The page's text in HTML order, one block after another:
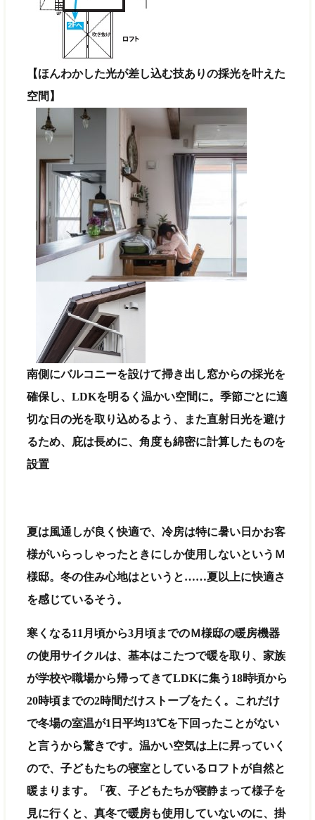
【ほんわかした光が差し込む技ありの採光を叶えた
空間】
南側にバルコニーを設けて掃き出し窓からの採光を
確保し、LDKを明るく温かい空間に。季節ごとに適
切な日の光を取り込めるよう、また直射日光を避け
るため、庇は長めに、角度も綿密に計算したものを
設置
夏は風通しが良く快適で、冷房は特に暑い日かお客
様がいらっしゃったときにしか使用しないというＭ
様邸。冬の住み心地はというと……夏以上に快適さ
を感じているそう。
寒くなる11月頃から3月頃までのＭ様邸の暖房機器
の使用サイクルは、基本はこたつで暖を取り、家族
が学校や職場から帰ってきてLDKに集う18時頃から
20時頃までの2時間だけストーブをたく。これだけ
で冬場の室温が1日平均13℃を下回ったことがない
と言うから驚きです。温かい空気は上に昇っていく
ので、子どもたちの寝室としているロフトが自然と
暖まります。「夜、子どもたちが寝静まって様子を
見に行くと、真冬で暖房も使用していないのに、掛